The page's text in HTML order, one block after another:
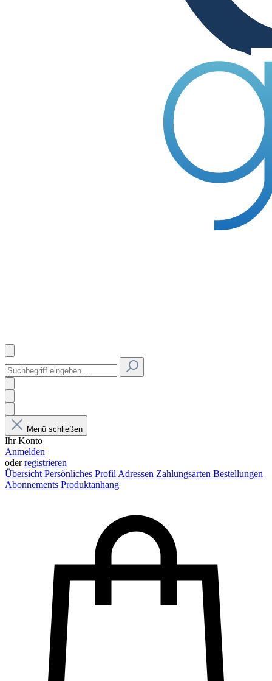
Menü schließen
Ihr Konto
Anmelden
oderregistrieren
Übersicht Persönliches Profil Adressen Zahlungsarten Bestellungen
Abonnements Produktanhang